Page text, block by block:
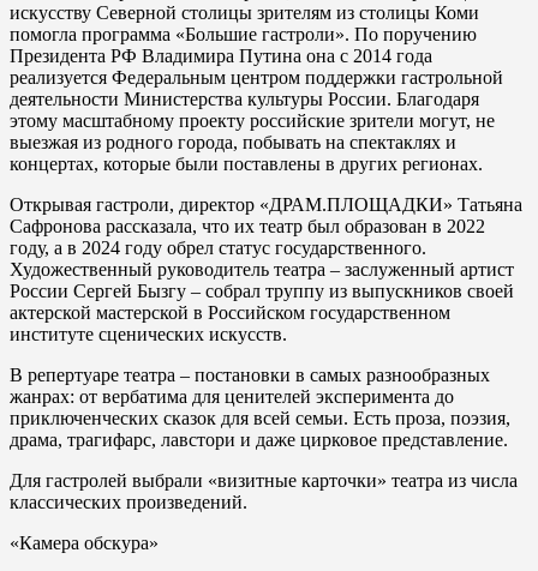
искусству Северной столицы зрителям из столицы Коми
помогла программа «Большие гастроли». По поручению
Президента РФ Владимира Путина она с 2014 года
реализуется Федеральным центром поддержки гастрольной
деятельности Министерства культуры России. Благодаря
этому масштабному проекту российские зрители могут, не
выезжая из родного города, побывать на спектаклях и
концертах, которые были поставлены в других регионах.
Открывая гастроли, директор «ДРАМ.ПЛОЩАДКИ» Татьяна
Сафронова рассказала, что их театр был образован в 2022
году, а в 2024 году обрел статус государственного.
Художественный руководитель театра – заслуженный артист
России Сергей Бызгу – собрал труппу из выпускников своей
актерской мастерской в Российском государственном
институте сценических искусств.
В репертуаре театра – постановки в самых разнообразных
жанрах: от вербатима для ценителей эксперимента до
приключенческих сказок для всей семьи. Есть проза, поэзия,
драма, трагифарс, лавстори и даже цирковое представление.
Для гастролей выбрали «визитные карточки» театра из числа
классических произведений.
«Камера обскура»